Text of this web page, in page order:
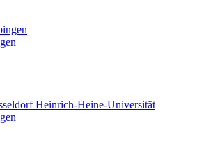
Heinrich-Heine-Universität